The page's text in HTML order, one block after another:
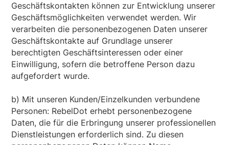
Geschäftskontakten können zur Entwicklung unserer
Geschäftsmöglichkeiten verwendet werden. Wir
verarbeiten die personenbezogenen Daten unserer
Geschäftskontakte auf Grundlage unserer
berechtigten Geschäftsinteressen oder einer
Einwilligung, sofern die betroffene Person dazu
aufgefordert wurde.
b) Mit unseren Kunden/Einzelkunden verbundene
Personen: RebelDot erhebt personenbezogene
Daten, die für die Erbringung unserer professionellen
Dienstleistungen erforderlich sind. Zu diesen